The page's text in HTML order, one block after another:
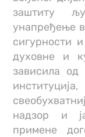
заштиту
унапређење
сигурности
духовне и
зависила од
надзор и
примене